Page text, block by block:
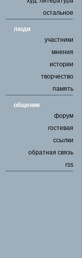
остальное
люди
участники
мнения
истории
творчество
память
общение
форум
гостевая
ссылки
обратная связь
rss